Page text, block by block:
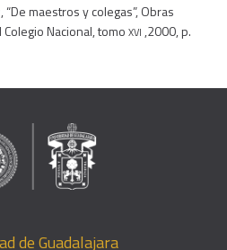
maestros y colegas”, Obras
Colegio Nacional, tomoxvi ,2000, p.
de Guadalajara